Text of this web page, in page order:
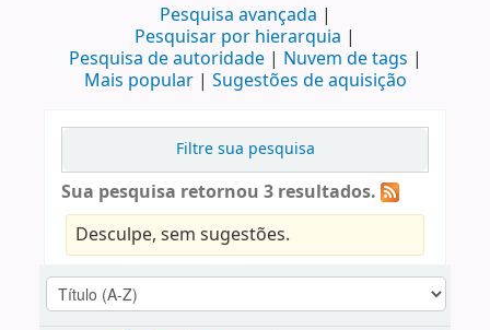
Pesquisa avançada
Pesquisar por hierarquia
Pesquisa de autoridade
Nuvem de tags
Mais popular
Sugestões de aquisição
Filtre sua pesquisa
Sua pesquisa retornou 3 resultados.
Desculpe, sem sugestões.